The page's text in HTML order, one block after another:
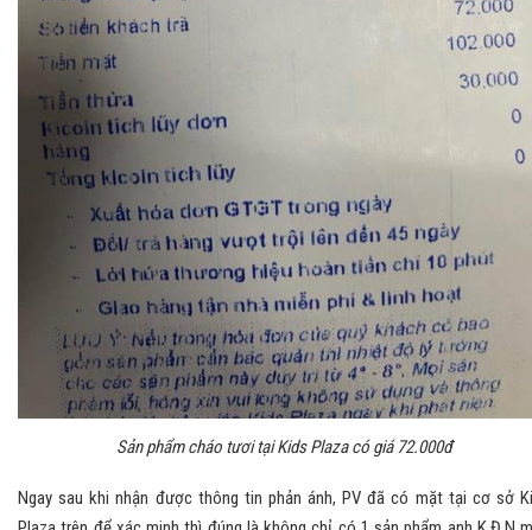
Sản phẩm cháo tươi tại Kids Plaza có giá 72.000đ
Ngay sau khi nhận được thông tin phản ánh, PV đã có mặt tại cơ sở